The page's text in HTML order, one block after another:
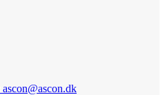
ascon@ascon.dk